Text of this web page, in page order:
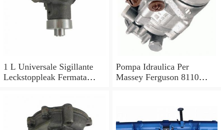
1 L Universale Sigillante
Leckstoppleak Fermata
Pompa Idraulica Per
Massey Ferguson 8110